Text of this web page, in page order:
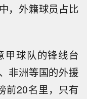
，外籍球员占比
甲球队的锋线台
非洲等国的外援
前20名里，只有